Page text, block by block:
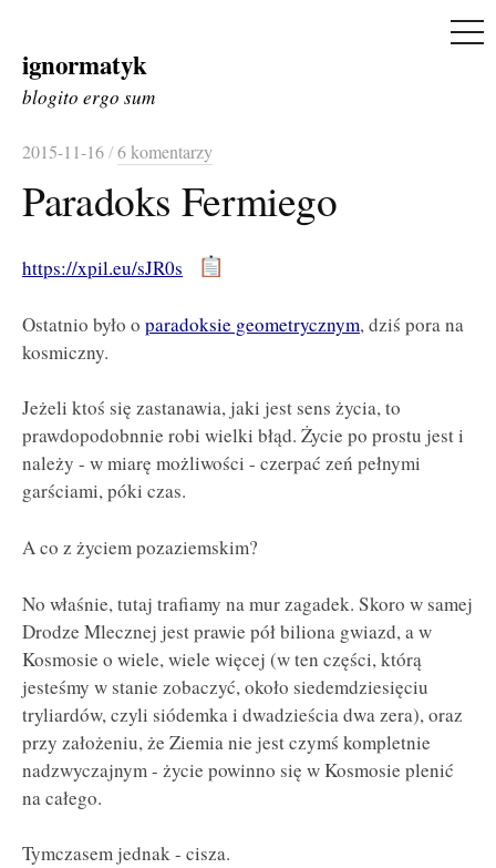
Skip
to
ignormatyk
blogito ergo sum
2015-11-16/6 komentarzy
Paradoks Fermiego
https://xpil.eu/sJR0s
Ostatnio było o paradoksie geometrycznym, dziś pora na
kosmiczny.
Jeżeli ktoś się zastanawia, jaki jest sens życia, to
prawdopodobnnie robi wielki błąd. Życie po prostu jest i
należy - w miarę możliwości - czerpać zeń pełnymi
garściami, póki czas.
A co z życiem pozaziemskim?
No właśnie, tutaj trafiamy na mur zagadek. Skoro w samej
Drodze Mlecznej jest prawie pół biliona gwiazd, a w
Kosmosie o wiele, wiele więcej (w ten części, którą
jesteśmy w stanie zobaczyć, około siedemdziesięciu
tryliardów, czyli siódemka i dwadzieścia dwa zera), oraz
przy założeniu, że Ziemia nie jest czymś kompletnie
nadzwyczajnym - życie powinno się w Kosmosie plenić
na całego.
Tymczasem jednak - cisza.